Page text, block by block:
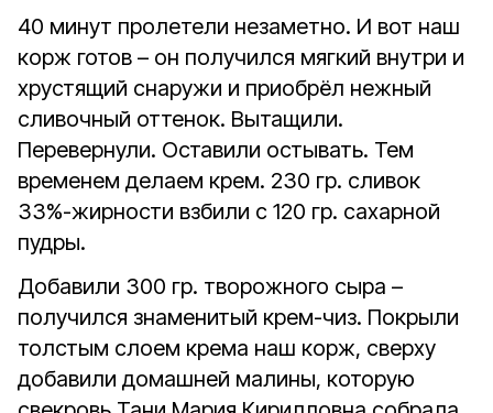
40 минут пролетели незаметно. И вот наш
корж готов – он получился мягкий внутри и
хрустящий снаружи и приобрёл нежный
сливочный оттенок. Вытащили.
Перевернули. Оставили остывать. Тем
временем делаем крем. 230 гр. сливок
33%-жирности взбили с 120 гр. сахарной
пудры.
Добавили 300 гр. творожного сыра –
получился знаменитый крем-чиз. Покрыли
толстым слоем крема наш корж, сверху
добавили домашней малины, которую